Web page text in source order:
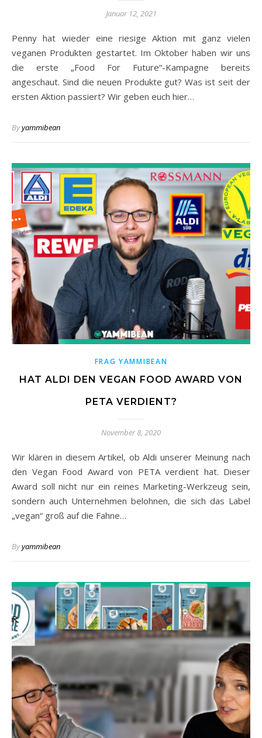
Januar 12, 2021
Penny hat wieder eine riesige Aktion mit ganz vielen
veganen Produkten gestartet. Im Oktober haben wir uns
die erste „Food For Future“-Kampagne bereits
angeschaut. Sind die neuen Produkte gut? Was ist seit der
ersten Aktion passiert? Wir geben euch hier…
Byyammibean
FRAG YAMMIBEAN
HAT ALDI DEN VEGAN FOOD AWARD VON
PETA VERDIENT?
November 8, 2020
Wir klären in diesem Artikel, ob Aldi unserer Meinung nach
den Vegan Food Award von PETA verdient hat. Dieser
Award soll nicht nur ein reines Marketing-Werkzeug sein,
sondern auch Unternehmen belohnen, die sich das Label
„vegan“ groß auf die Fahne…
Byyammibean